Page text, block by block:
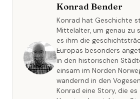
Konrad Bender
Konrad hat Geschichte
Mittelalter, um genau zu
es ihm die
Europas besonders
in den historischen
einsam im Norden
wandernd in den
Konrad eine Story, die